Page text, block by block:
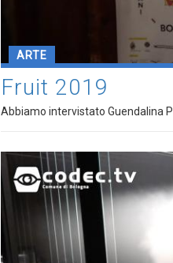
ARTE
Fruit 2019
Abbiamo intervistato Guendalina